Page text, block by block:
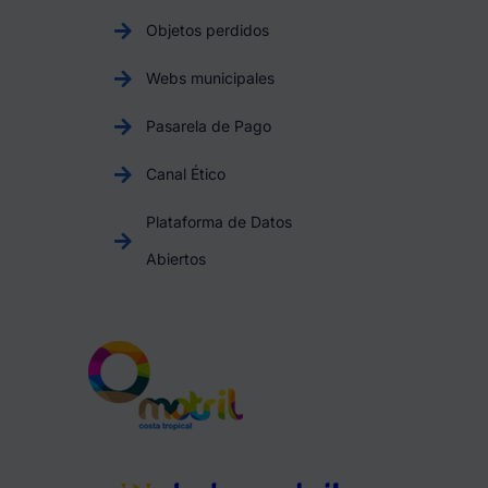
Objetos perdidos
Webs municipales
Pasarela de Pago
Canal Ético
Plataforma de Datos
Abiertos